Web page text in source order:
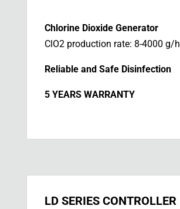
Chlorine Dioxide Generator
ClO2 production rate: 8-4000 g/h
Reliable and Safe Disinfection
5 YEARS WARRANTY
LD SERIES CONTROLLER